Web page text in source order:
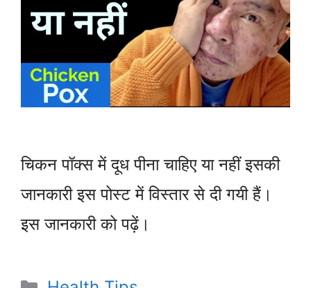
चिकन पॉक्स में दूध पीना चाहिए या नहीं इसकी
जानकारी इस पोस्ट में विस्तार से दी गयी हैं।
इस जानकारी को पढ़ें।
Categories